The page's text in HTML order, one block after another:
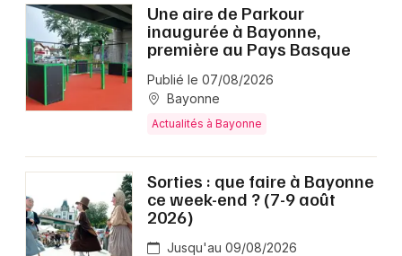
Une aire de Parkour
inaugurée à Bayonne,
première au Pays Basque
Publié le 07/08/2026
Bayonne
Actualités à Bayonne
Sorties : que faire à Bayonne
ce week-end ? (7-9 août
2026)
Jusqu'au 09/08/2026